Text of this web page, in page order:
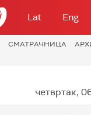
Lat Eng
СМАТРАЧНИЦА
четвртак,